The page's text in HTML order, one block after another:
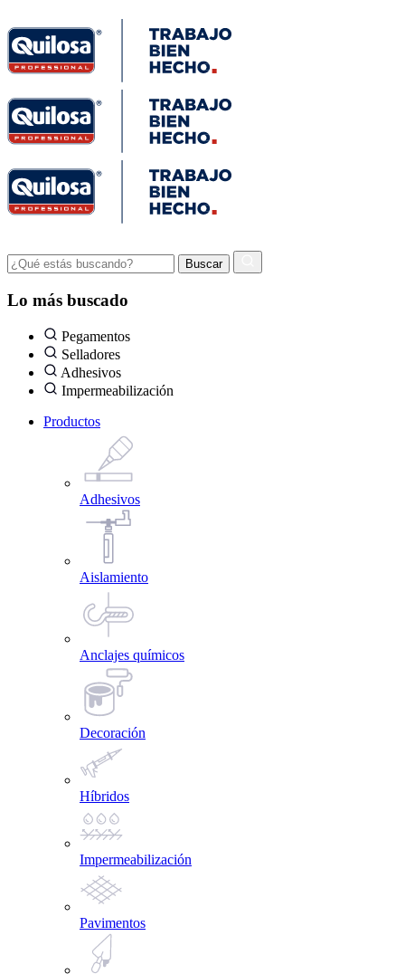
Lo más buscado
Pegamentos
Selladores
Adhesivos
Impermeabilización
Productos
Adhesivos
Aislamiento
Anclajes químicos
Decoración
Híbridos
Impermeabilización
Pavimentos